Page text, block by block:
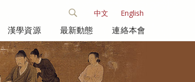
中文 English
漢學資源 最新動態 連絡本會